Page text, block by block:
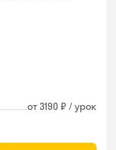
от 3190 ₽ / урок